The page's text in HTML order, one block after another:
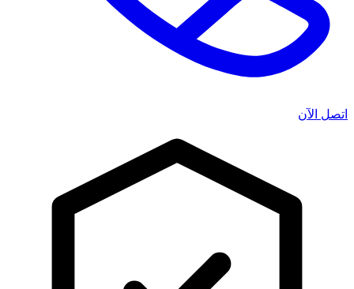
اتصل الآن